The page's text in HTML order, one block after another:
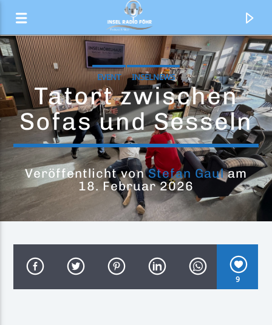
Sad Girls
Bebe Rexha & David Guetta
EVENT INSELNEWS
Tatort zwischen
Sofas und Sesseln
Veröffentlicht vonStefan Gaulam
18. Februar 2026
9